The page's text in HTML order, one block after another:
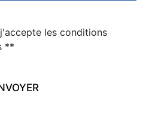
les conditions
**